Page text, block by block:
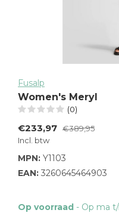
Fusalp
Women's Meryl
(0)
€233,97 €389,95
Incl. btw
MPN: Y1103
EAN: 3260645464903
Op voorraad - Op ma